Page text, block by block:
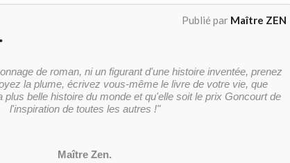
Publié par Maître ZEN
de roman, ni un figurant d'une histoire inventée, prenez
la plume, écrivez vous-même le livre de votre vie, que
plus belle histoire du monde et qu'elle soit le prix Goncourt de
l'inspiration de toutes les autres !"
Maître Zen.